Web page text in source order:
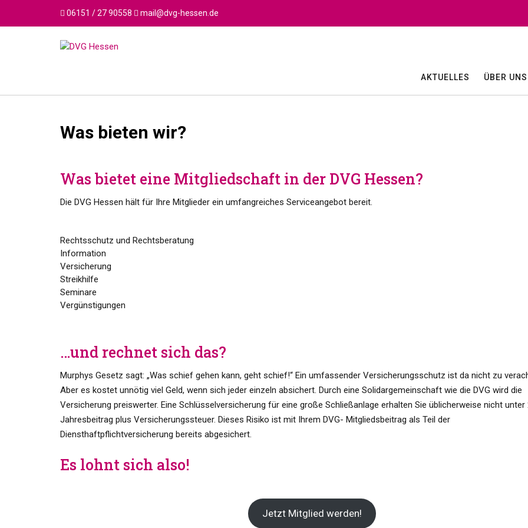
06151 / 27 90558 mail@dvg-hessen.de
AKTUELLES ÜBER UNS
Was bieten wir?
Was bietet eine Mitgliedschaft in der DVG Hessen?
Die DVG Hessen hält für Ihre Mitglieder ein umfangreiches Serviceangebot bereit.
Rechtsschutz und Rechtsberatung
Information
Versicherung
Streikhilfe
Seminare
Vergünstigungen
…und rechnet sich das?
Murphys Gesetz sagt: „Was schief gehen kann, geht schief!“ Ein umfassender Versicherungsschutz ist da nicht zu
Aber es kostet unnötig viel Geld, wenn sich jeder einzeln absichert. Durch eine Solidargemeinschaft wie die DVG wird die
Versicherung preiswerter. Eine Schlüsselversicherung für eine große Schließanlage erhalten Sie üblicherweise nicht unter
Jahresbeitrag plus Versicherungssteuer. Dieses Risiko ist mit Ihrem DVG- Mitgliedsbeitrag als Teil der
Diensthaftpflichtversicherung bereits abgesichert.
Es lohnt sich also!
Jetzt Mitglied werden!